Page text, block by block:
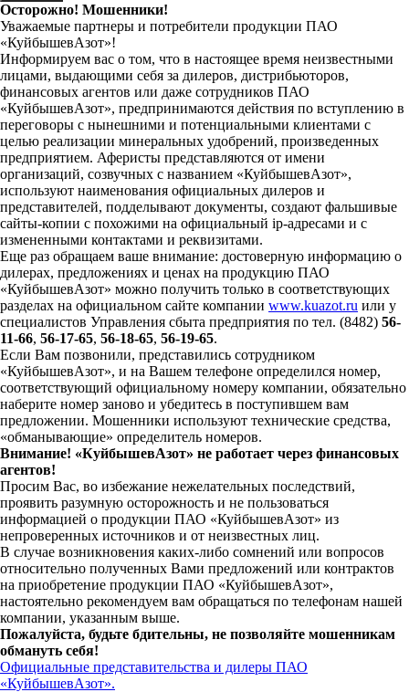
Осторожно! Мошенники!
Уважаемые партнеры и потребители продукции ПАО
«КуйбышевАзот»!
Информируем вас о том, что в настоящее время неизвестными
лицами, выдающими себя за дилеров, дистрибьюторов,
финансовых агентов или даже сотрудников ПАО
«КуйбышевАзот», предпринимаются действия по вступлению в
переговоры с нынешними и потенциальными клиентами с
целью реализации минеральных удобрений, произведенных
предприятием. Аферисты представляются от имени
организаций, созвучных с названием «КуйбышевАзот»,
используют наименования официальных дилеров и
представителей, подделывают документы, создают фальшивые
сайты-копии с похожими на официальный ip-адресами и с
измененными контактами и реквизитами.
Еще раз обращаем ваше внимание: достоверную информацию о
дилерах, предложениях и ценах на продукцию ПАО
«КуйбышевАзот» можно получить только в соответствующих
разделах на официальном сайте компании www.kuazot.ru или у
специалистов Управления сбыта предприятия по тел. (8482) 56-
11-66, 56-17-65, 56-18-65, 56-19-65.
Если Вам позвонили, представились сотрудником
«КуйбышевАзот», и на Вашем телефоне определился номер,
соответствующий официальному номеру компании, обязательно
наберите номер заново и убедитесь в поступившем вам
предложении. Мошенники используют технические средства,
«обманывающие» определитель номеров.
Внимание! «КуйбышевАзот» не работает через финансовых
агентов!
Просим Вас, во избежание нежелательных последствий,
проявить разумную осторожность и не пользоваться
информацией о продукции ПАО «КуйбышевАзот» из
непроверенных источников и от неизвестных лиц.
В случае возникновения каких-либо сомнений или вопросов
относительно полученных Вами предложений или контрактов
на приобретение продукции ПАО «КуйбышевАзот»,
настоятельно рекомендуем вам обращаться по телефонам нашей
компании, указанным выше.
Пожалуйста, будьте бдительны, не позволяйте мошенникам
обмануть себя!
Официальные представительства и дилеры ПАО
«КуйбышевАзот».